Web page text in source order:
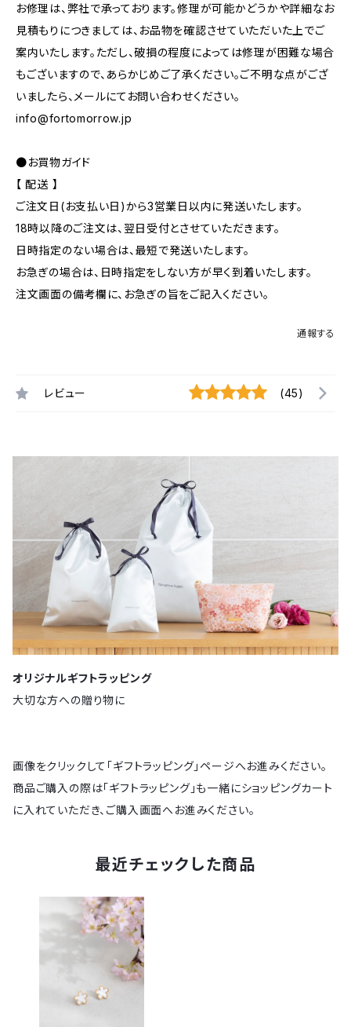
お修理は、弊社で承っております。修理が可能かどうかや詳細なお
見積もりにつきましては、お品物を確認させていただいた上でご
案内いたします。ただし、破損の程度によっては修理が困難な場合
もございますので、あらかじめご了承ください。ご不明な点がござ
いましたら、メールにてお問い合わせください。
info@fortomorrow.jp
●お買物ガイド
【 配送 】
ご注文日(お支払い日)から3営業日以内に発送いたします。
18時以降のご注文は、翌日受付とさせていただきます。
日時指定のない場合は、最短で発送いたします。
お急ぎの場合は、日時指定をしない方が早く到着いたします。
注文画面の備考欄に、お急ぎの旨をご記入ください。
通報する
レビュー (45)
オリジナルギフトラッピング
大切な方への贈り物に
画像をクリックして「ギフトラッピング」ページへお進みください。
商品ご購入の際は「ギフトラッピング」も一緒にショッピングカート
に入れていただき、ご購入画面へお進みください。
最近チェックした商品